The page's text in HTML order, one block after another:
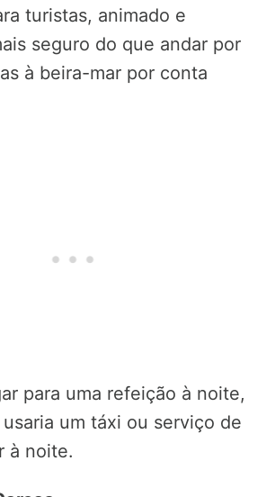
turistas, animado e
seguro do que andar por
à beira-mar por conta
para uma refeição à noite,
um táxi ou serviço de
à noite.